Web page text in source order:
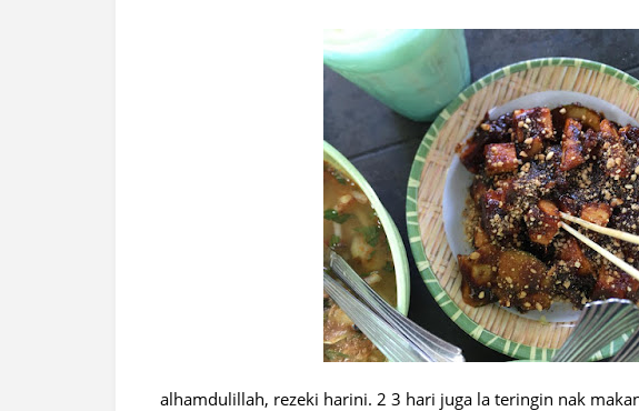
alhamdulillah, rezeki harini. 2 3 hari juga la teringin nak